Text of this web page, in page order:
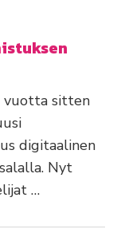
vuotta sitten
digitaalinen
Nyt
…